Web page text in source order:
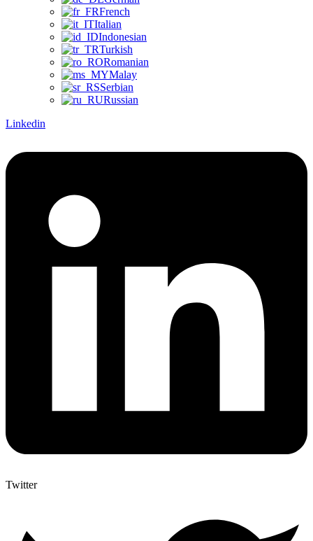
French
Italian
Indonesian
Turkish
Romanian
Malay
Serbian
Russian
Linkedin
Twitter